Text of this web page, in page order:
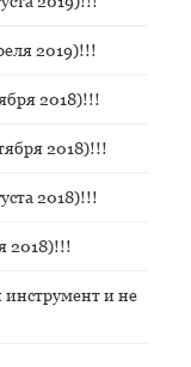
2019)!!!
2018)!!!
2018)!!!
2018)!!!
2018)!!!
и не